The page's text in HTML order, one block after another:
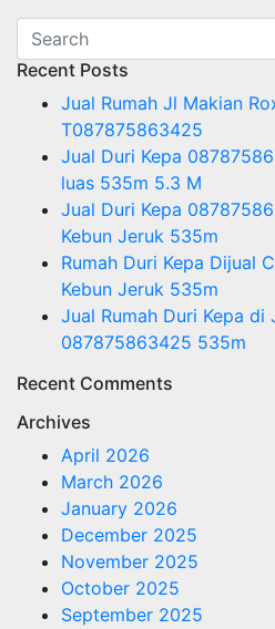
Recent Posts
Jual Rumah Jl Makian
T087875863425
Jual Duri Kepa
luas 535m 5.3 M
Jual Duri Kepa
Kebun Jeruk 535m
Rumah Duri Kepa Dijual
Kebun Jeruk 535m
Jual Rumah Duri Kepa di
087875863425 535m
Recent Comments
Archives
April 2026
March 2026
January 2026
December 2025
November 2025
October 2025
September 2025